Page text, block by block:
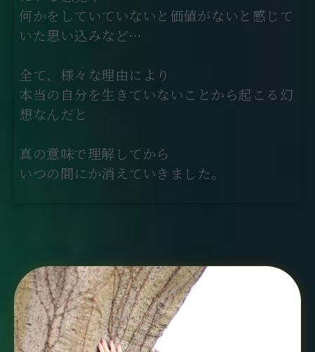
何かをしていていないと価値がないと感じて
いた思い込みなど…
全て、様々な理由により
本当の自分を生きていないことから起こる幻
想なんだと
真の意味で理解してから
いつの間にか消えていきました。